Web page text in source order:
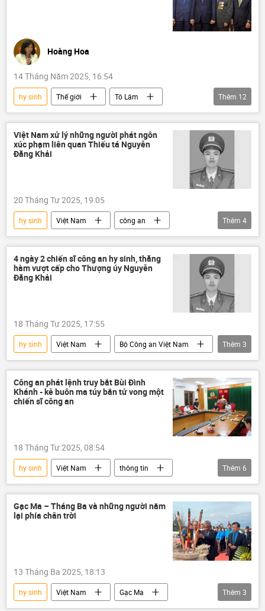
Hoàng Hoa
14 Tháng Năm 2025, 16:54
hy sinh Thế giới
Tô Lâm
Chuyến thăm của Tổng Bí thư Tô Lâm tới Mátxcơva
Nga
Việt Nam
Hợp tác Nga-Việt
Xã hội
Liên Xô
Quốc Khánh
Thêm 12
Việt Nam xử lý những người phát ngôn
xúc phạm liên quan Thiếu tá Nguyễn
Đăng Khải
20 Tháng Tư 2025, 19:05
hy sinh Việt Nam
công an
Bộ Công an Việt Nam
Facebook
ma túy
tội phạm
Thêm 4
4 ngày 2 chiến sĩ công an hy sinh, thăng
hàm vượt cấp cho Thượng úy Nguyễn
Đăng Khải
18 Tháng Tư 2025, 17:55
hy sinh Việt Nam
Bộ Công an Việt Nam
công an
Quảng Ninh Thời sự
Thêm 3
Công an phát lệnh truy bắt Bùi Đình
Khánh - kẻ buôn ma túy bắn tử vong một
chiến sĩ công an
18 Tháng Tư 2025, 08:54
hy sinh Việt Nam
thông tin
ma túy
tội phạm
trấn áp tội phạm
công an
Bộ Công an Việt Nam
Thêm 6
Gạc Ma – Tháng Ba và những người nằm
lại phía chân trời
13 Tháng Ba 2025, 18:13
hy sinh Việt Nam
Gạc Ma
Thêm 3